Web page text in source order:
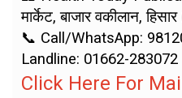
मार्केट, बाजार वकीलान,
📞 Call/WhatsApp:
Landline: 01662-283072
Click Here For